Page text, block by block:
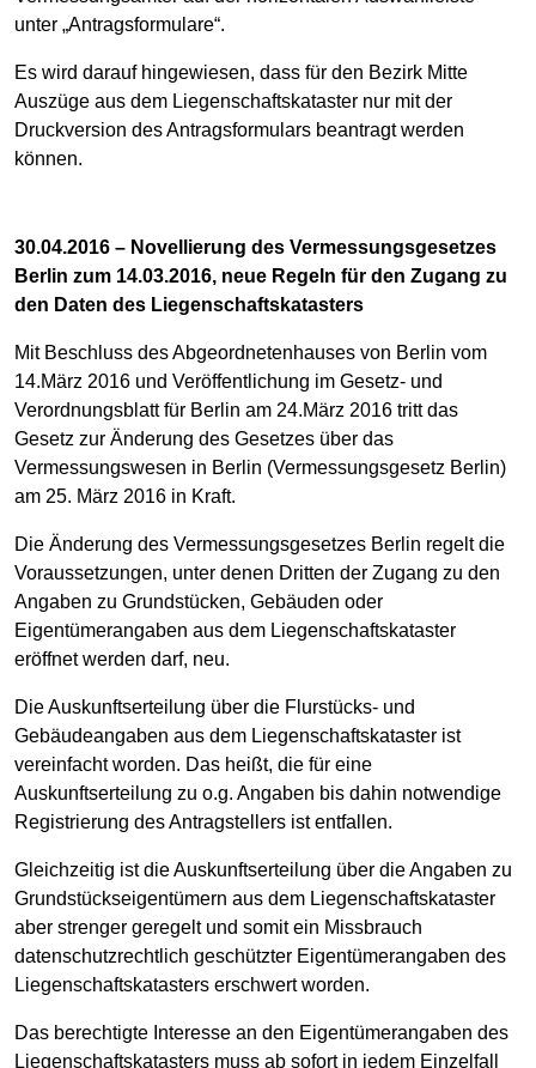
unter „Antragsformulare“.
Es wird darauf hingewiesen, dass für den Bezirk Mitte
Auszüge aus dem Liegenschaftskataster nur mit der
Druckversion des Antragsformulars beantragt werden
können.
30.04.2016 – Novellierung des Vermessungsgesetzes
Berlin zum 14.03.2016, neue Regeln für den Zugang zu
den Daten des Liegenschaftskatasters
Mit Beschluss des Abgeordnetenhauses von Berlin vom
14.März 2016 und Veröffentlichung im Gesetz- und
Verordnungsblatt für Berlin am 24.März 2016 tritt das
Gesetz zur Änderung des Gesetzes über das
Vermessungswesen in Berlin (Vermessungsgesetz Berlin)
am 25. März 2016 in Kraft.
Die Änderung des Vermessungsgesetzes Berlin regelt die
Voraussetzungen, unter denen Dritten der Zugang zu den
Angaben zu Grundstücken, Gebäuden oder
Eigentümerangaben aus dem Liegenschaftskataster
eröffnet werden darf, neu.
Die Auskunftserteilung über die Flurstücks- und
Gebäudeangaben aus dem Liegenschaftskataster ist
vereinfacht worden. Das heißt, die für eine
Auskunftserteilung zu o.g. Angaben bis dahin notwendige
Registrierung des Antragstellers ist entfallen.
Gleichzeitig ist die Auskunftserteilung über die Angaben zu
Grundstückseigentümern aus dem Liegenschaftskataster
aber strenger geregelt und somit ein Missbrauch
datenschutzrechtlich geschützter Eigentümerangaben des
Liegenschaftskatasters erschwert worden.
Das berechtigte Interesse an den Eigentümerangaben des
Liegenschaftskatasters muss ab sofort in jedem Einzelfall